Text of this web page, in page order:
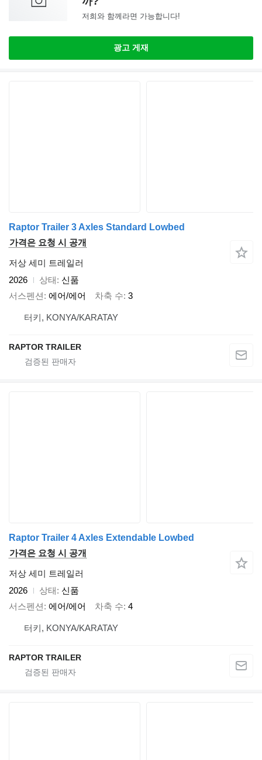
저희와 함께라면 가능합니다!
광고 게재
Raptor Trailer 3 Axles Standard Lowbed
가격은 요청 시 공개
저상 세미 트레일러
2026
상태
신품
서스펜션 에어/에어 차축 수 3
터키, KONYA/KARATAY
RAPTOR TRAILER
Raptor Trailer 4 Axles Extendable Lowbed
가격은 요청 시 공개
저상 세미 트레일러
2026
상태
신품
서스펜션 에어/에어 차축 수 4
터키, KONYA/KARATAY
RAPTOR TRAILER